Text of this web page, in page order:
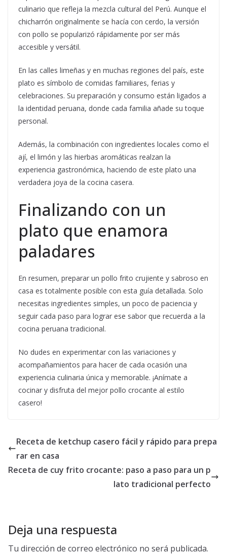
culinario que refleja la mezcla cultural del Perú. Aunque el
chicharrón originalmente se hacía con cerdo, la versión
con pollo se popularizó rápidamente por ser más
accesible y versátil.
En las calles limeñas y en muchas regiones del país, este
plato es símbolo de comidas familiares, ferias y
celebraciones. Su preparación y consumo están ligados a
la identidad peruana, donde cada familia añade su toque
personal.
Además, la combinación con ingredientes locales como el
ají, el limón y las hierbas aromáticas realzan la
experiencia gastronómica, haciendo de este plato una
verdadera joya de la cocina casera.
Finalizando con un
plato que enamora
paladares
En resumen, preparar un pollo frito crujiente y sabroso en
casa es totalmente posible con esta guía detallada. Solo
necesitas ingredientes simples, un poco de paciencia y
seguir cada paso para lograr ese sabor que recuerda a la
cocina peruana tradicional.
No dudes en experimentar con las variaciones y
acompañamientos para hacer de cada ocasión una
experiencia culinaria única y memorable. ¡Anímate a
cocinar y disfruta del mejor pollo crocante al estilo
casero!
Receta de ketchup casero fácil y rápido para prepa
rar en casa
Receta de cuy frito crocante: paso a paso para un p
lato tradicional perfecto
Deja una respuesta
Tu dirección de correo electrónico no será publicada.